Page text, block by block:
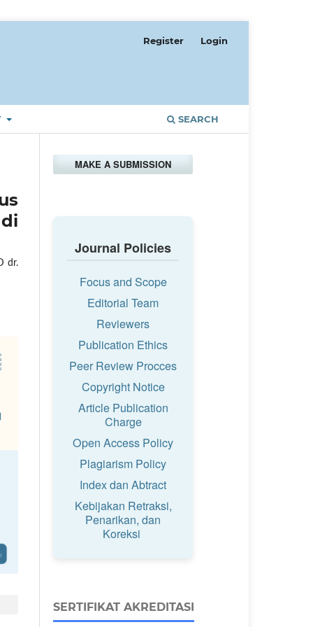
SEARCH
Register Login
dr.
MAKE A SUBMISSION
Journal Policies
Focus and Scope
Editorial Team
Reviewers
Publication Ethics
Peer Review Procces
Copyright Notice
Article Publication
Charge
Open Access Policy
Plagiarism Policy
Index dan Abtract
Kebijakan Retraksi,
Penarikan, dan
Koreksi
SERTIFIKAT AKREDITASI